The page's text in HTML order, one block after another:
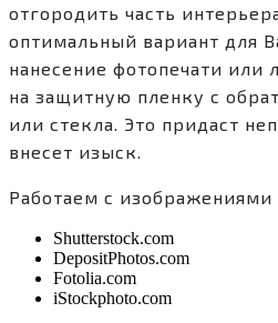
отгородить часть
оптимальный вариант для
нанесение фотопечати или
на защитную пленку с
или стекла. Это придаст
внесет изыск.
Работаем с изображениями
Shutterstock.com
DepositPhotos.com
Fotolia.com
iStockphoto.com